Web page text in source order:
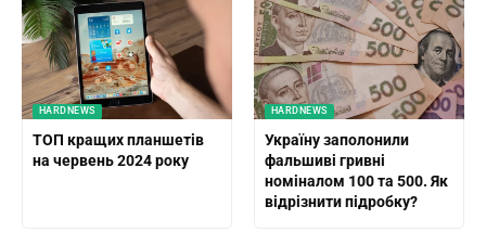
HARDNEWS
ТОП кращих планшетів
на червень 2024 року
HARDNEWS
Україну заполонили
фальшиві гривні
номіналом 100 та 500. Як
відрізнити підробку?